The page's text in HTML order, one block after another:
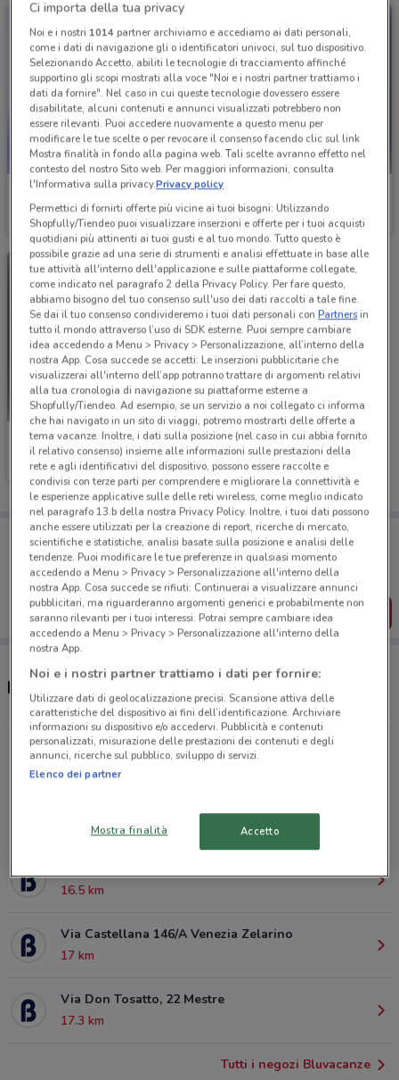
Bluvacanze
Scade il 31/12 4.8 km Scade il 31/08 4.8 km
Bluvacanze
Scade il 31/12 4.8 km
Porta DoveConviene sempre con te!
Puoi trovare le migliori offerte dei negozi vicino a te,
salvarle e creare la tua lista del risparmio, comodamente
dal tuo cellulare.
SCARICA L’APP
Negozi Bluvacanze a Treviso
Piazza Pio X, 2 Casier
4.8 km
16.5 km
Via Castellana 146/A Venezia Zelarino
17 km
Via Don Tosatto, 22 Mestre
17.3 km
Tutti i negozi Bluvacanze
Ci importa della tua privacy
Noi e i nostri 1014partner archiviamo e accediamo ai dati personali,
come i dati di navigazione gli o identificatori univoci, sul tuo dispositivo.
Selezionando Accetto, abiliti le tecnologie di tracciamento affinché
supportino gli scopi mostrati alla voce "Noi e i nostri partner trattiamo i
dati da fornire". Nel caso in cui queste tecnologie dovessero essere
disabilitate, alcuni contenuti e annunci visualizzati potrebbero non
essere rilevanti. Puoi accedere nuovamente a questo menu per
modificare le tue scelte o per revocare il consenso facendo clic sul link
Mostra finalità in fondo alla pagina web. Tali scelte avranno effetto nel
contesto del nostro Sito web. Per maggiori informazioni, consulta
l'Informativa sulla privacy.Privacy policy
Permettici di fornirti offerte più vicine ai tuoi bisogni: Utilizzando
Shopfully/Tiendeo puoi visualizzare inserzioni e offerte per i tuoi acquisti
quotidiani più attinenti ai tuoi gusti e al tuo mondo. Tutto questo è
possibile grazie ad una serie di strumenti e analisi effettuate in base alle
tue attività all'interno dell'applicazione e sulle piattaforme collegate,
come indicato nel paragrafo 2 della Privacy Policy. Per fare questo,
abbiamo bisogno del tuo consenso sull'uso dei dati raccolti a tale fine.
Se dai il tuo consenso condivideremo i tuoi dati personali conPartnersin
tutto il mondo attraverso l’uso di SDK esterne. Puoi sempre cambiare
idea accedendo a Menu > Privacy > Personalizzazione, all’interno della
nostra App. Cosa succede se accetti: Le inserzioni pubblicitarie che
visualizzerai all'interno dell’app potranno trattare di argomenti relativi
alla tua cronologia di navigazione su piattaforme esterne a
Shopfully/Tiendeo. Ad esempio, se un servizio a noi collegato ci informa
che hai navigato in un sito di viaggi, potremo mostrarti delle offerte a
tema vacanze. Inoltre, i dati sulla posizione (nel caso in cui abbia fornito
il relativo consenso) insieme alle informazioni sulle prestazioni della
rete e agli identificativi del dispositivo, possono essere raccolte e
condivisi con terze parti per comprendere e migliorare la connettività e
le esperienze applicative sulle delle reti wireless, come meglio indicato
nel paragrafo 13.b della nostra Privacy Policy. Inoltre, i tuoi dati possono
anche essere utilizzati per la creazione di report, ricerche di mercato,
scientifiche e statistiche, analisi basate sulla posizione e analisi delle
tendenze. Puoi modificare le tue preferenze in qualsiasi momento
accedendo a Menu > Privacy > Personalizzazione all'interno della
nostra App. Cosa succede se rifiuti: Continuerai a visualizzare annunci
pubblicitari, ma riguarderanno argomenti generici e probabilmente non
saranno rilevanti per i tuoi interessi. Potrai sempre cambiare idea
accedendo a Menu > Privacy > Personalizzazione all'interno della
nostra App.
Noi e i nostri partner trattiamo i dati per fornire:
Utilizzare dati di geolocalizzazione precisi. Scansione attiva delle
caratteristiche del dispositivo ai fini dell’identificazione. Archiviare
informazioni su dispositivo e/o accedervi. Pubblicità e contenuti
personalizzati, misurazione delle prestazioni dei contenuti e degli
annunci, ricerche sul pubblico, sviluppo di servizi.
Elenco dei partner
Mostra finalità Accetto